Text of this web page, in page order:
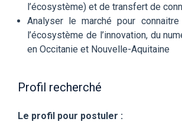
l’écosystème) et de transfert de
Analyser le marché pour
l’écosystème de l’innovation, du
en Occitanie et Nouvelle-Aquitaine
Profil recherché
Le profil pour postuler :